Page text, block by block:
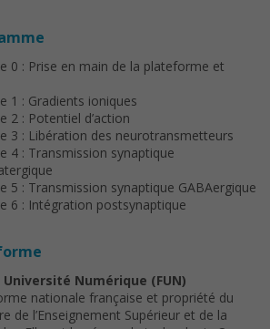
0 : Prise en main de la plateforme et
1 : Gradients ioniques
2 : Potentiel d’action
3 : Libération des neurotransmetteurs
4 : Transmission synaptique
5 : Transmission synaptique GABAergique
6 : Intégration postsynaptique
Université Numérique (FUN)
nationale française et propriété du
de l’Enseignement Supérieur et de la